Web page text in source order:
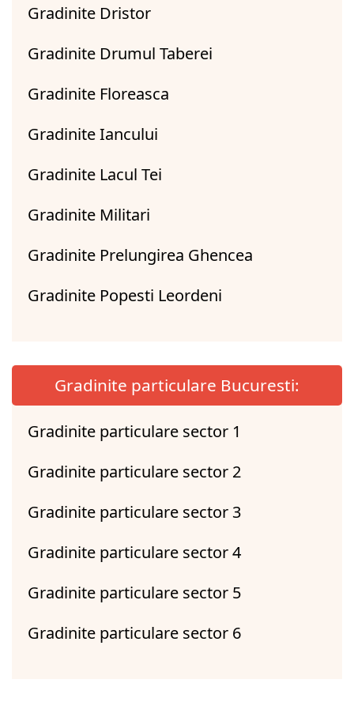
Gradinite Dristor
Gradinite Drumul Taberei
Gradinite Floreasca
Gradinite Iancului
Gradinite Lacul Tei
Gradinite Militari
Gradinite Prelungirea Ghencea
Gradinite Popesti Leordeni
Gradinite particulare Bucuresti:
Gradinite particulare sector 1
Gradinite particulare sector 2
Gradinite particulare sector 3
Gradinite particulare sector 4
Gradinite particulare sector 5
Gradinite particulare sector 6